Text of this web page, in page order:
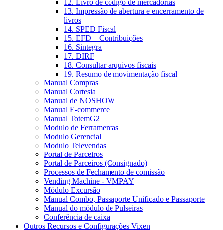
12. Livro de código de mercadorias
13. Impressão de abertura e encerramento de
livros
14. SPED Fiscal
15. EFD – Contribuições
16. Sintegra
17. DIRF
18. Consultar arquivos fiscais
19. Resumo de movimentação fiscal
Manual Compras
Manual Cortesia
Manual de NOSHOW
Manual E-commerce
Manual TotemG2
Modulo de Ferramentas
Modulo Gerencial
Modulo Televendas
Portal de Parceiros
Portal de Parceiros (Consignado)
Processos de Fechamento de comissão
Vending Machine - VMPAY
Módulo Excursão
Manual Combo, Passaporte Unificado e Passaporte
Manual do módulo de Pulseiras
Conferência de caixa
Outros Recursos e Configurações Vixen